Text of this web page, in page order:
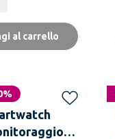
al carrello